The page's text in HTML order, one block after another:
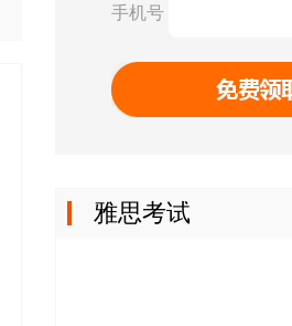
雅思考试